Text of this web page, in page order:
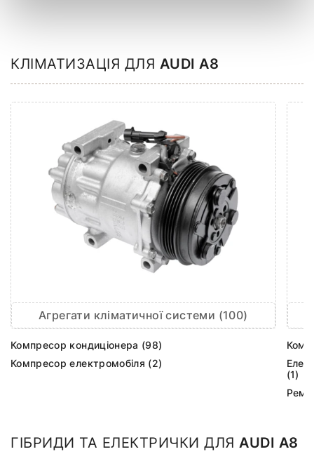
КЛІМАТИЗАЦІЯ ДЛЯ AUDI A8
Агрегати кліматичної системи (100)
Компресор кондиціонера (98)
Компресор електромобіля (2)
(1)
ГІБРИДИ ТА ЕЛЕКТРИЧКИ ДЛЯ AUDI A8